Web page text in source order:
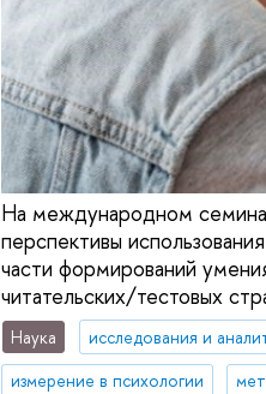
На международном
перспективы
части формирований
читательских/тестовых
Наука исследования и
измерение в психологии